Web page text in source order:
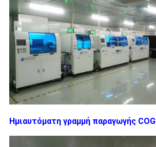
ΠΟΛΙΤΙΚΉ
ΑΠΟΡΡΉΤΟΥ
Ημιαυτόματη γραμμή παραγωγής COG